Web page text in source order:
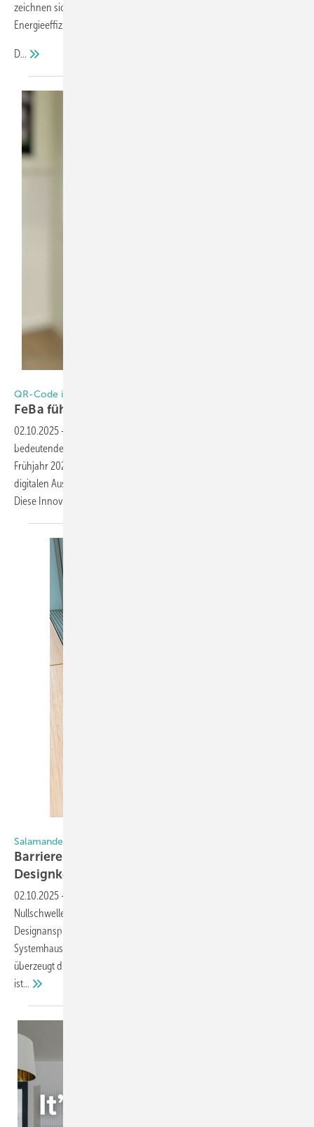
zeichnen sich durch innovative Materialien und herausragende
Energieeffizienzwerte aus, die nachhaltiges Bauen neu definieren.
D...
QR-Code im Fensterfalz
FeBa führt digitalen Produktpass
02.10.2025 -
bedeutenden Schritt in Richtung digitale Zukunft gemacht: Seit
Frühjahr 2025 erhalten alle Produkte des Unternehmens einen
digitalen Ausweis in Form eines QR-Codes im Falz des Blendrahmens.
Diese Innovation löst ein grundlegendes Problem der
Salamanders neue HST-Schwellenlösung
Barr ierefreies Wohnen ohne
Designkompromisse
02.10.2025 -
Nullschwelle für sein evolutionDrive_HST-System, die sowohl
Designansprüche als auch Barrierefreiheit perfekt erfüllt, so das
Systemhaus. Die modulare Lösung mit nur 25 mm Gesamthöhe
überzeugt durch eine einfache Montage, wenige Einzelteile und
ist...